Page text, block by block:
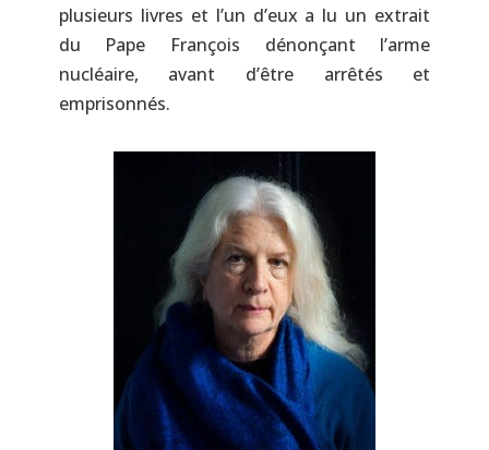
plusieurs livres et l’un d’eux a lu un extrait
du Pape François dénonçant l’arme
nucléaire, avant d’être arrêtés et
emprisonnés.